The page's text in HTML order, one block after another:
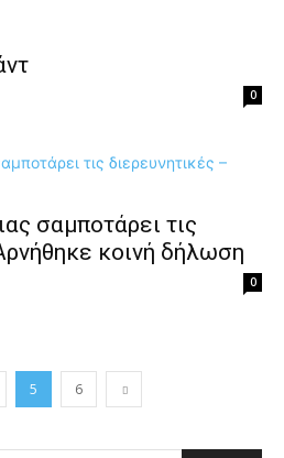
0
σαμποτάρει τις
κοινή δήλωση
0
5 6